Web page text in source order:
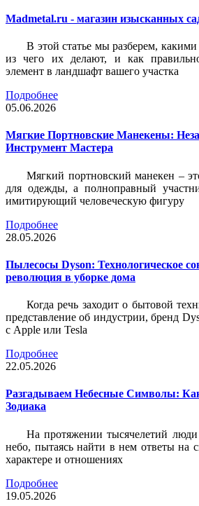
Madmetal.ru - магазин изысканных
В этой статье мы разберем,
из чего их делают, и как
элемент в ландшафт вашего участка
Подробнее
05.06.2026
Мягкие Портновские Манекены:
Инструмент Мастера
Мягкий портновский манекен –
для одежды, а полноправный
имитирующий человеческую фигуру
Подробнее
28.05.2026
Пылесосы Dyson: Технологическое
революция в уборке дома
Когда речь заходит о бытовой
представление об индустрии, бренд
с Apple или Tesla
Подробнее
22.05.2026
Разгадываем Небесные Символы:
Зодиака
На протяжении тысячелетий люди
небо, пытаясь найти в нем ответы на
характере и отношениях
Подробнее
19.05.2026